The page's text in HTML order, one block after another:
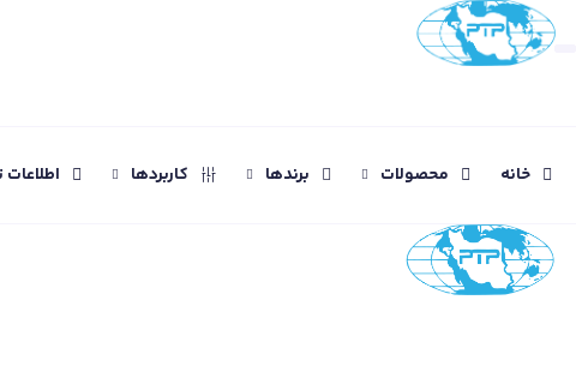
خانه محصولات برندها کاربردها